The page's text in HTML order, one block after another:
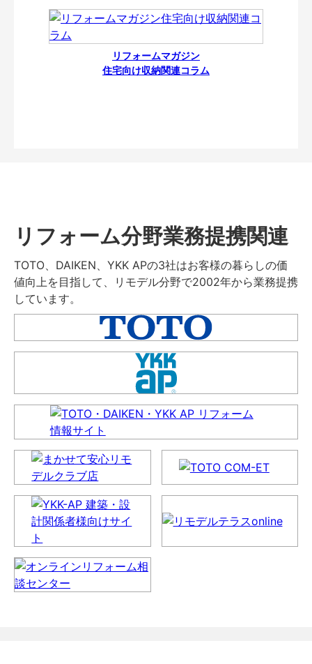
リフォームマガジン
住宅向け収納関連コラム
リフォーム分野業務提携関連
TOTO、DAIKEN、YKK APの3社はお客様の暮らしの価
値向上を目指して、リモデル分野で2002年から業務提携
しています。